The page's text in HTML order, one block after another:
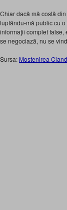
Chiar dacă mă costă
luptându-mă public cu
informaţii complet false,
se negociază, nu se
Sursa: Mostenirea